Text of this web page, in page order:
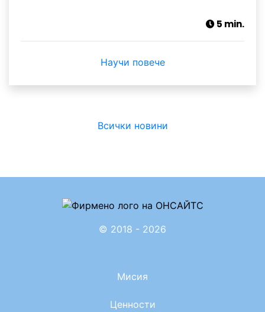
5 min.
Научи повече
Всички новини
© 2018 - 2026
Мисия
Ценности